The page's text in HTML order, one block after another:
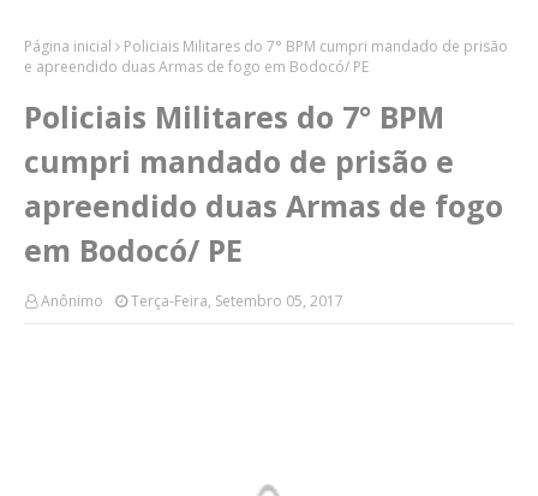
alerta amarelo de vendaval
Página inicial
Policiais Militares do 7° BPM cumpri mandado de prisão
e apreendido duas Armas de fogo em Bodocó/ PE
Policiais Militares do 7° BPM
cumpri mandado de prisão e
apreendido duas Armas de fogo
em Bodocó/ PE
Anônimo Terça-Feira, Setembro 05, 2017